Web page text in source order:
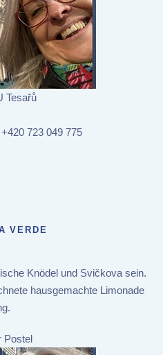
Tesařů
723 049 775
VERDE
Knödel und Svičkova sein.
hausgemachte Limonade
Postel